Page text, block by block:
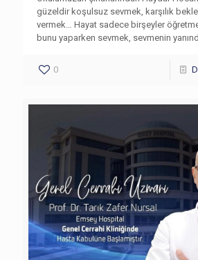
güzeldir koşulsuz sevmek, karşılık
vermek… Hayat sadece birşeyler
bunu yaparken sevmek, sevmenin
0